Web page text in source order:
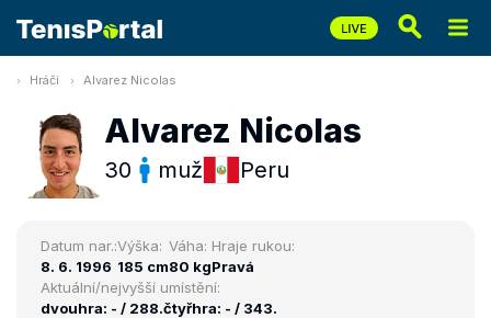
Hráči Alvarez Nicolas
Alvarez Nicolas
30 muž Peru
Datum nar.:
8. 6. 1996
Výška:
185 cm
Váha:
80 kg
Hraje rukou:
Pravá
Aktuální/nejvyšší umístění:
dvouhra: - / 288.čtyřhra: - / 343.